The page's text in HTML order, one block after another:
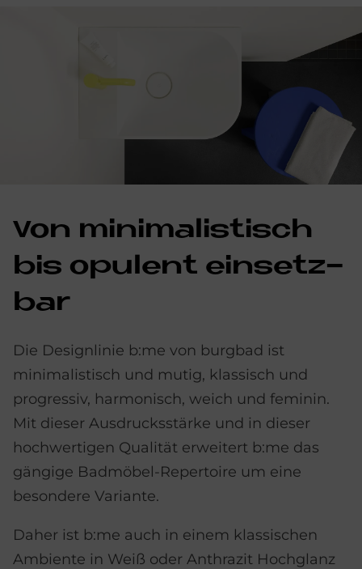
Von mi­ni­ma­li­stisch
bis opu­lent ein­setz­
bar
Die Designlinie b:me von burgbad ist
minimalistisch und mutig, klassisch und
progressiv, harmonisch, weich und feminin.
Mit dieser Ausdrucksstärke und in dieser
hochwertigen Qualität erweitert b:me das
gängige Badmöbel-Repertoire um eine
besondere Variante.
Daher ist b:me auch in einem klassischen
Ambiente in Weiß oder Anthrazit Hochglanz